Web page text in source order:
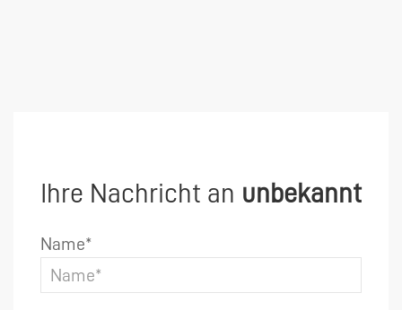
Ihre Nachricht an unbekannt
Name*